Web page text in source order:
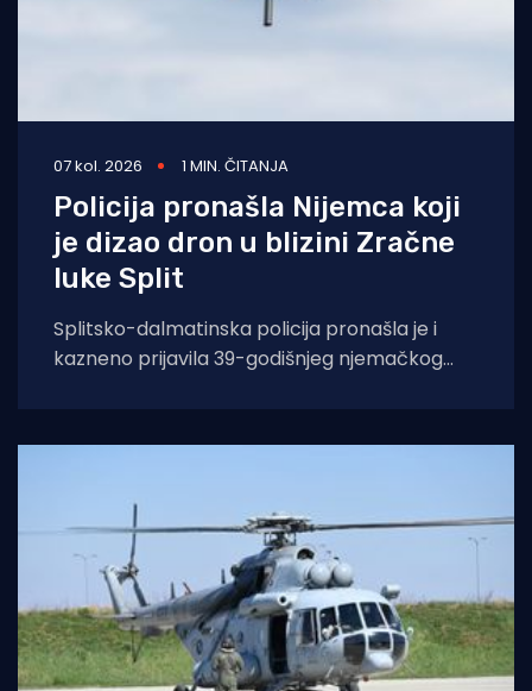
07 kol. 2026 1 MIN. ČITANJA
Policija pronašla Nijemca koji
je dizao dron u blizini Zračne
luke Split
Splitsko-dalmatinska policija pronašla je i
kazneno prijavila 39-godišnjeg njemačkog